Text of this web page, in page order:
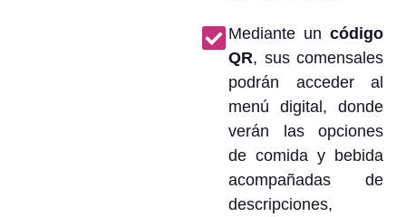
Mediante un código
QR, sus comensales
podrán acceder al
menú digital, donde
verán las opciones
de comida y bebida
acompañadas de
descripciones,